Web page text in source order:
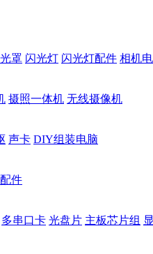
罩 闪光灯 闪光灯配件 相机
摄照一体机 无线摄像机
声卡 DIY组装电脑
件
多串口卡 光盘片 主板芯片组